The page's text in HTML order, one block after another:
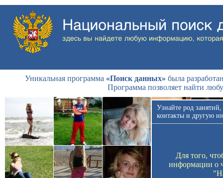
Уникальная программа «Поиск данных» была
Программа позволяет найти
Узнайте род
контакты и другую
Для того,
информации о